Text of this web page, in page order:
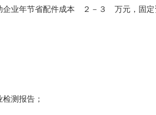
企业年节省配件成本 ２－３ 万元，固定
测报告；